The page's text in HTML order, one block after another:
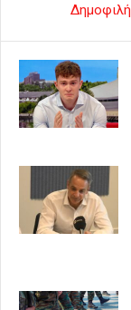
Δημοφιλή